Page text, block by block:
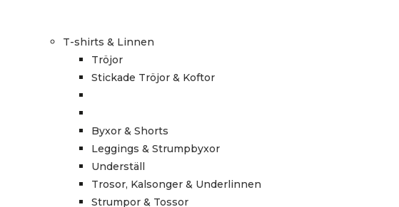
T-shirts & Linnen
Tröjor
Stickade Tröjor & Koftor
Byxor & Shorts
Leggings & Strumpbyxor
Underställ
Trosor, Kalsonger & Underlinnen
Strumpor & Tossor